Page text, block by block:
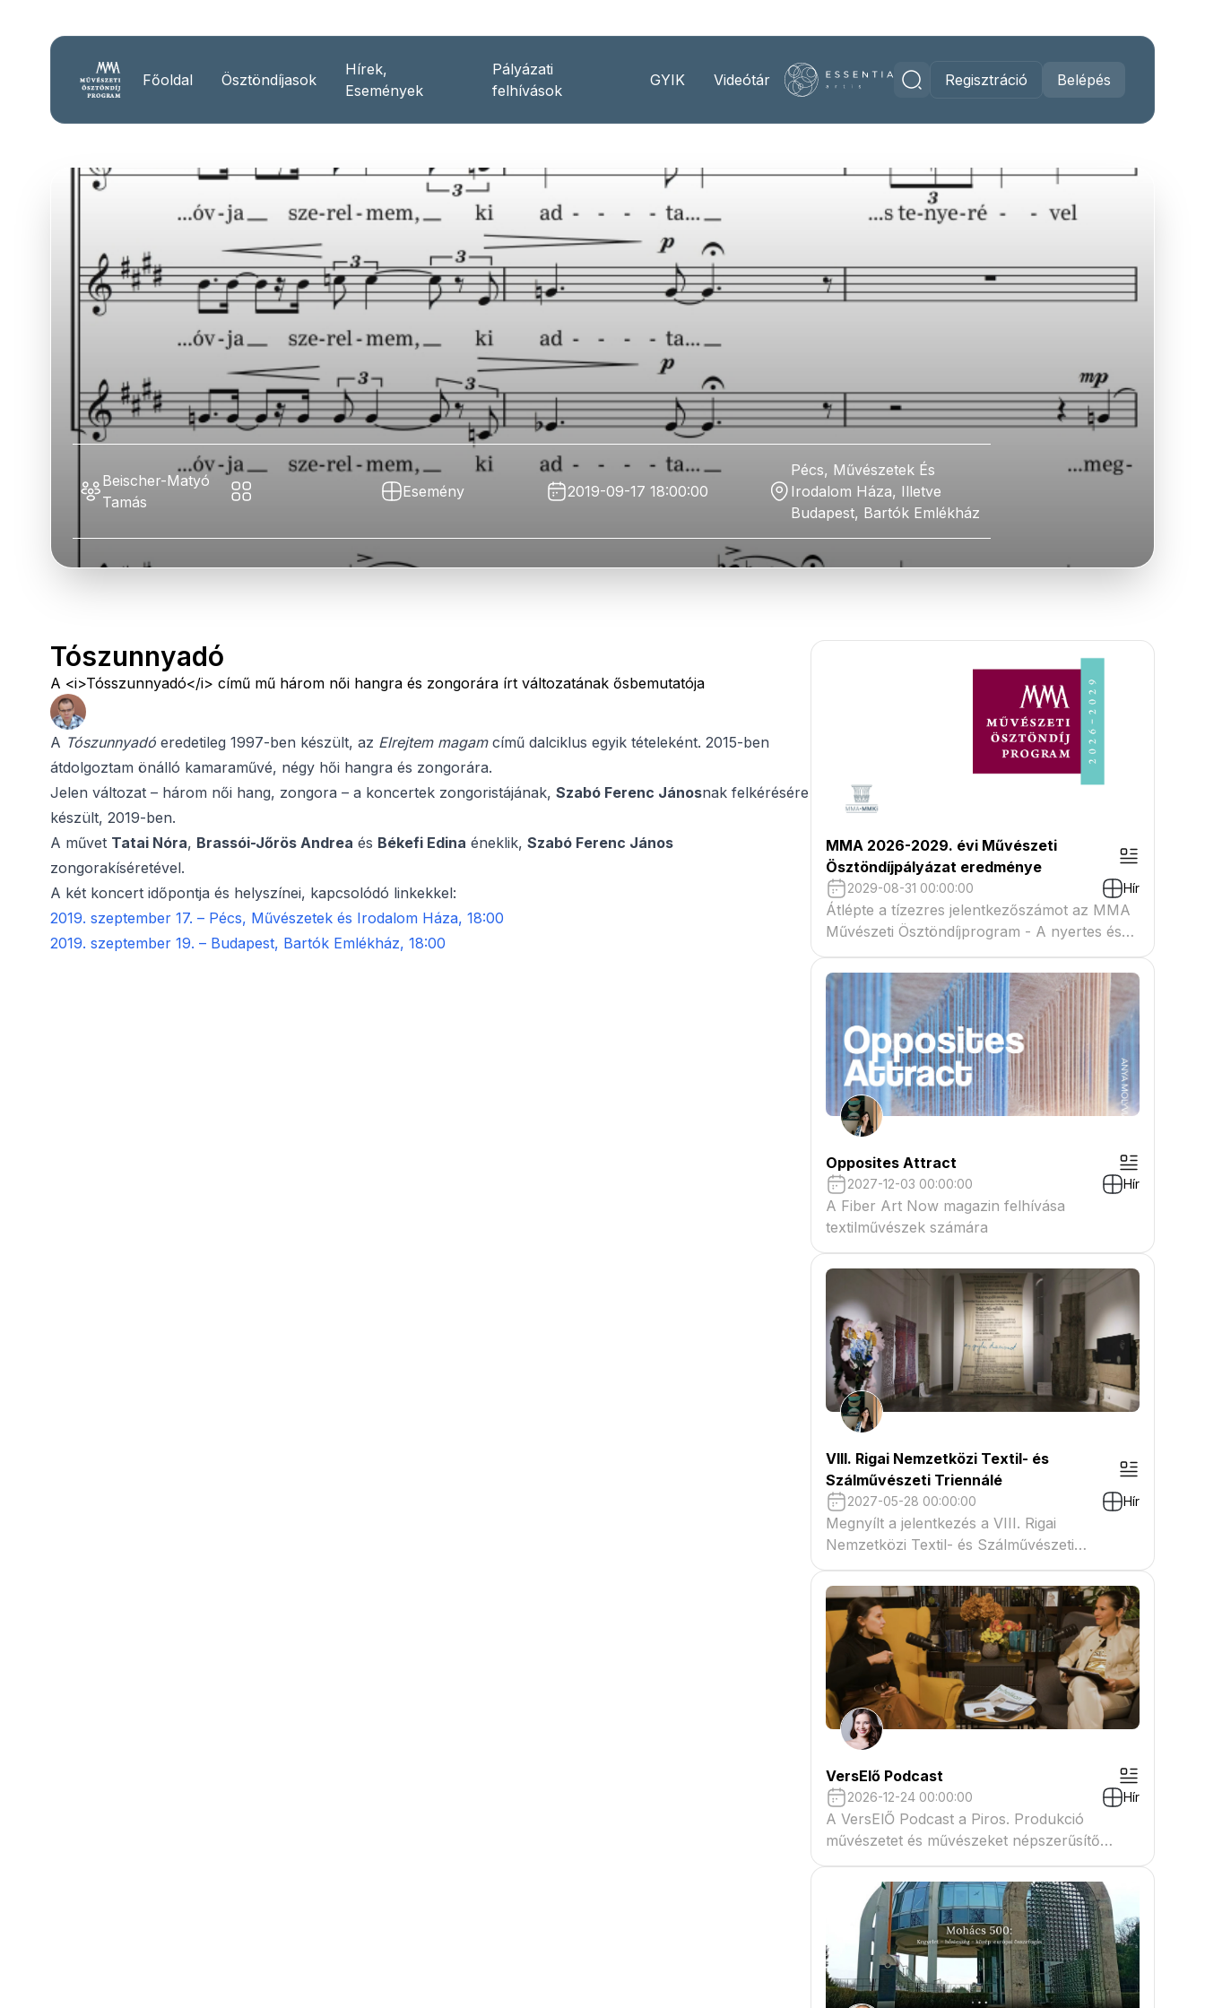
Főoldal Ösztöndíjasok
Hírek,
Események
Pályázati
felhívások
GYIK Videótár Regisztráció Belépés
Beischer-Matyó
Tamás
Esemény 2019-09-17 18:00:00
Pécs, Művészetek És
Irodalom Háza, Illetve
Budapest, Bartók Emlékház
Tószunnyadó
A <i>Tósszunnyadó</i> című mű három női hangra és zongorára írt változatának ősbemutatója
A Tószunnyadó eredetileg 1997-ben készült, az Elrejtem magamcímű dalciklus egyik tételeként. 2015-ben
átdolgoztam önálló kamaraművé, négy hői hangra és zongorára.
Jelen változat – három női hang, zongora – a koncertek zongoristájának, Szabó Ferenc Jánosnak felkérésére
készült, 2019-ben.
A művet Tatai Nóra, Brassói-Jőrös Andrea és Békefi Edina éneklik, Szabó Ferenc János
zongorakíséretével.
A két koncert időpontja és helyszínei, kapcsolódó linkekkel:
2019. szeptember 17. – Pécs, Művészetek és Irodalom Háza, 18:00
2019. szeptember 19. – Budapest, Bartók Emlékház, 18:00
MMA 2026-2029. évi Művészeti
Ösztöndíjpályázat eredménye
2029-08-31 00:00:00 Hír
Átlépte a tízezres jelentkezőszámot az MMA
Művészeti Ösztöndíjprogram - A nyertes és
tartaléklistás pályázók névsora megtekinthető
a csatolmányban
Opposites Attract
2027-12-03 00:00:00 Hír
A Fiber Art Now magazin felhívása
textilművészek számára
VIII. Rigai Nemzetközi Textil- és
Szálművészeti Triennálé
2027-05-28 00:00:00 Hír
Megnyílt a jelentkezés a VIII. Rigai
Nemzetközi Textil- és Szálművészeti
Triennáléra
VersElő Podcast
2026-12-24 00:00:00 Hír
A VersElŐ Podcast a Piros. Produkció
művészetet és művészeket népszerűsítő
beszélgető műsora